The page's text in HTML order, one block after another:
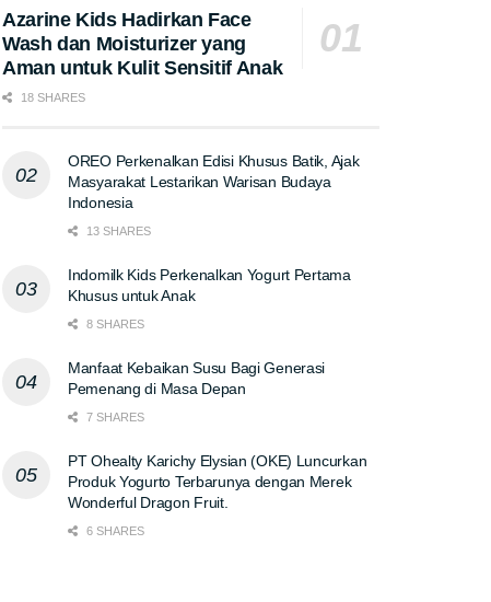
Azarine Kids Hadirkan Face
Wash dan Moisturizer yang
Aman untuk Kulit Sensitif Anak
18 SHARES
OREO Perkenalkan Edisi Khusus Batik, Ajak
Masyarakat Lestarikan Warisan Budaya
Indonesia
13 SHARES
Indomilk Kids Perkenalkan Yogurt Pertama
Khusus untuk Anak
8 SHARES
Manfaat Kebaikan Susu Bagi Generasi
Pemenang di Masa Depan
7 SHARES
PT Ohealty Karichy Elysian (OKE) Luncurkan
Produk Yogurto Terbarunya dengan Merek
Wonderful Dragon Fruit.
6 SHARES